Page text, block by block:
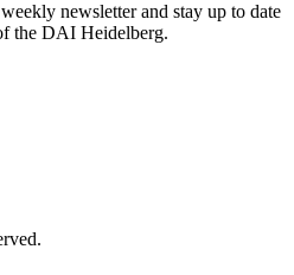
newsletter and stay up to date
the DAI Heidelberg.